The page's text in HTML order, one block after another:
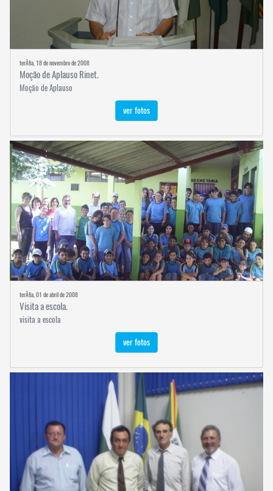
terÃ§a, 18 de novembro de 2008
Moção de Aplauso Rinet.
Moção de Aplauso
ver fotos
terÃ§a, 01 de abril de 2008
Visita a escola.
visita a escola
ver fotos